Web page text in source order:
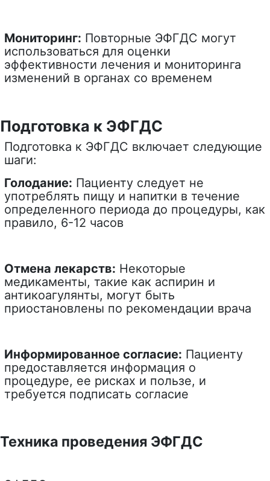
Мониторинг: Повторные ЭФГДС могут
использоваться для оценки
эффективности лечения и мониторинга
изменений в органах со временем
Подготовка к ЭФГДС
Подготовка к ЭФГДС включает следующие
шаги:
Голодание: Пациенту следует не
употреблять пищу и напитки в течение
определенного периода до процедуры, как
правило, 6-12 часов
Отмена лекарств: Некоторые
медикаменты, такие как аспирин и
антикоагулянты, могут быть
приостановлены по рекомендации врача
Информированное согласие: Пациенту
предоставляется информация о
процедуре, ее рисках и пользе, и
требуется подписать согласие
Техника проведения ЭФГДС